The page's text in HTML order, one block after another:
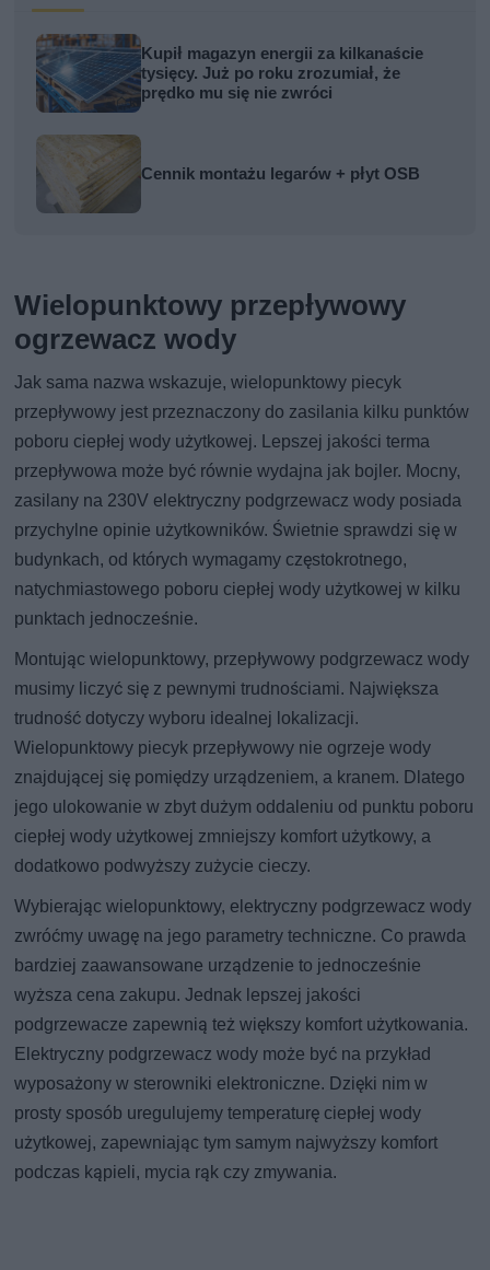
Kupił magazyn energii za kilkanaście
tysięcy. Już po roku zrozumiał, że
prędko mu się nie zwróci
Cennik montażu legarów + płyt OSB
Wielopunktowy przepływowy
ogrzewacz wody
Jak sama nazwa wskazuje, wielopunktowy piecyk
przepływowy jest przeznaczony do zasilania kilku punktów
poboru ciepłej wody użytkowej. Lepszej jakości terma
przepływowa może być równie wydajna jak bojler. Mocny,
zasilany na 230V elektryczny podgrzewacz wody posiada
przychylne opinie użytkowników. Świetnie sprawdzi się w
budynkach, od których wymagamy częstokrotnego,
natychmiastowego poboru ciepłej wody użytkowej w kilku
punktach jednocześnie.
Montując wielopunktowy, przepływowy podgrzewacz wody
musimy liczyć się z pewnymi trudnościami. Największa
trudność dotyczy wyboru idealnej lokalizacji.
Wielopunktowy piecyk przepływowy nie ogrzeje wody
znajdującej się pomiędzy urządzeniem, a kranem. Dlatego
jego ulokowanie w zbyt dużym oddaleniu od punktu poboru
ciepłej wody użytkowej zmniejszy komfort użytkowy, a
dodatkowo podwyższy zużycie cieczy.
Wybierając wielopunktowy, elektryczny podgrzewacz wody
zwróćmy uwagę na jego parametry techniczne. Co prawda
bardziej zaawansowane urządzenie to jednocześnie
wyższa cena zakupu. Jednak lepszej jakości
podgrzewacze zapewnią też większy komfort użytkowania.
Elektryczny podgrzewacz wody może być na przykład
wyposażony w sterowniki elektroniczne. Dzięki nim w
prosty sposób uregulujemy temperaturę ciepłej wody
użytkowej, zapewniając tym samym najwyższy komfort
podczas kąpieli, mycia rąk czy zmywania.